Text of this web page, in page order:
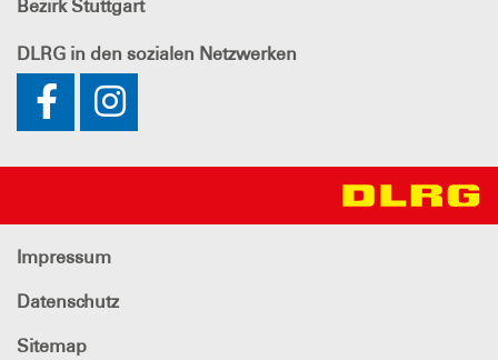
Bezirk Stuttgart
DLRG in den sozialen Netzwerken
Impressum
Datenschutz
Sitemap